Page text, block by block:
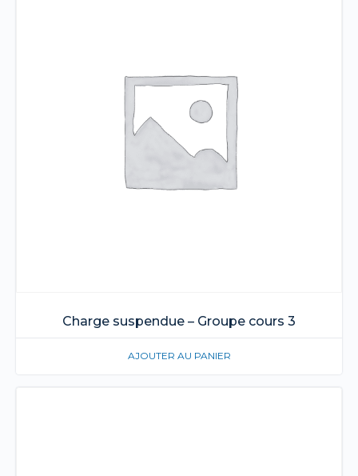
Charge suspendue – Groupe cours 3
AJOUTER AU PANIER